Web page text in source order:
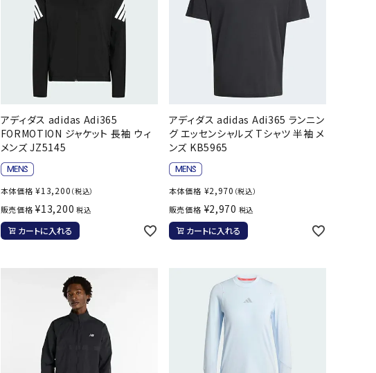
キャリー・コンテナ
クッキングウェア
シュラフ・寝具
テーブル・チェア関連
テント・タープ用品
バーベキュー・焚き火
ベット・マット・シート
ライト・ランタン
その他アクセサリー
VIEW
アディダス adidas Adi365
FORMOTION ジャケット 長袖 ウィ
メンズ JZ5145
本体価格 ¥13,200 （税込）
販売価格 ¥13,200 税込
カートに入れる
アディダス adidas Adi365 ランニン
グ エッセンシャルズ Tシャツ 半袖 メ
ンズ KB5965
本体価格 ¥2,970 （税込）
販売価格 ¥2,970 税込
カートに入れる